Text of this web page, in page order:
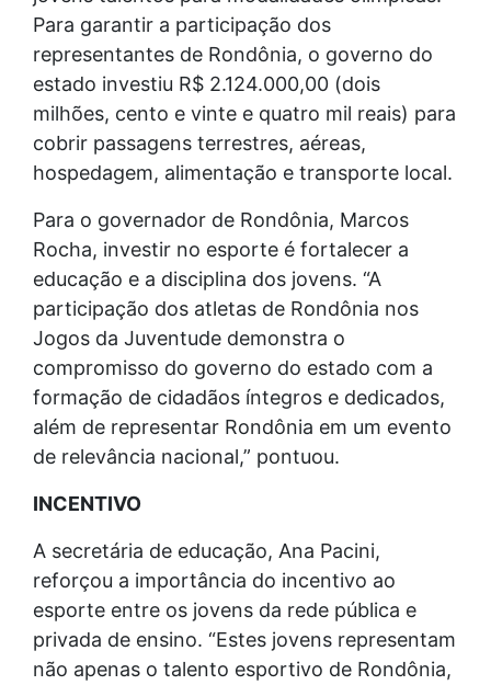
Para garantir a participação dos
representantes de Rondônia, o governo do
estado investiu R$ 2.124.000,00 (dois
milhões, cento e vinte e quatro mil reais) para
cobrir passagens terrestres, aéreas,
hospedagem, alimentação e transporte local.
Para o governador de Rondônia, Marcos
Rocha, investir no esporte é fortalecer a
educação e a disciplina dos jovens. “A
participação dos atletas de Rondônia nos
Jogos da Juventude demonstra o
compromisso do governo do estado com a
formação de cidadãos íntegros e dedicados,
além de representar Rondônia em um evento
de relevância nacional,” pontuou.
INCENTIVO
A secretária de educação, Ana Pacini,
reforçou a importância do incentivo ao
esporte entre os jovens da rede pública e
privada de ensino. “Estes jovens representam
não apenas o talento esportivo de Rondônia,